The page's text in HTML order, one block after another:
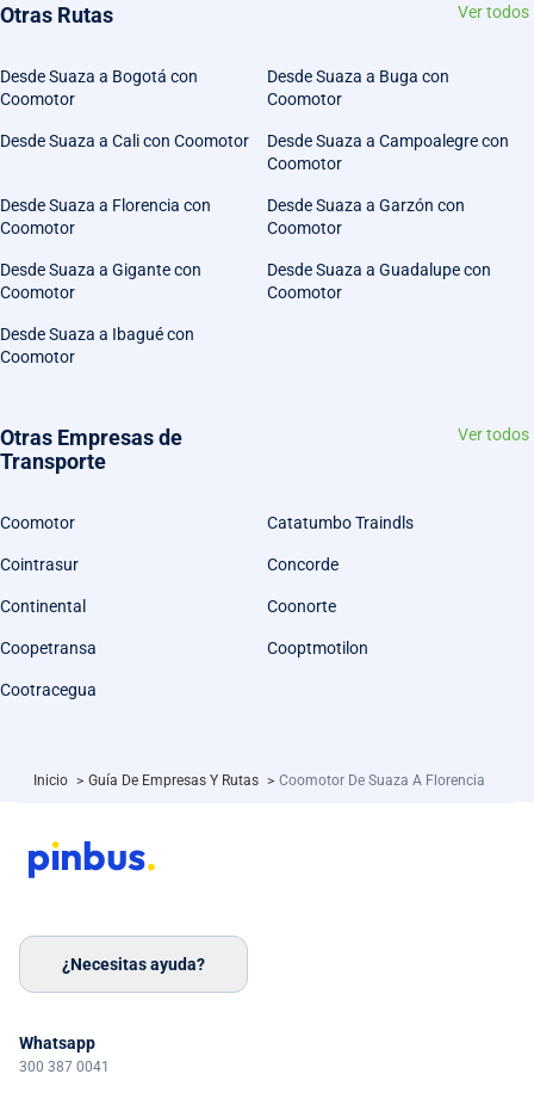
Otras Rutas Ver todos
Desde Suaza a Bogotá con
Coomotor
Desde Suaza a Buga con
Coomotor
Desde Suaza a Cali con Coomotor
Desde Suaza a Campoalegre con
Coomotor
Desde Suaza a Florencia con
Coomotor
Desde Suaza a Garzón con
Coomotor
Desde Suaza a Gigante con
Coomotor
Desde Suaza a Guadalupe con
Coomotor
Desde Suaza a Ibagué con
Coomotor
Otras Empresas de
Transporte
Ver todos
Coomotor Catatumbo Traindls
Cointrasur Concorde
Continental Coonorte
Coopetransa Cooptmotilon
Cootracegua
Inicio > Guía De Empresas Y Rutas > Coomotor De Suaza A Florencia
¿Necesitas ayuda?
Whatsapp
300 387 0041